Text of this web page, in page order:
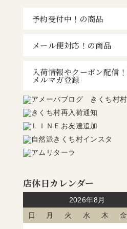
予約受付中！の商品
メール便対応！の商品
入荷情報やクーポン配信！
メルマガ登録
店休日カレンダー
2026年8月
日
月 火 水 木 金